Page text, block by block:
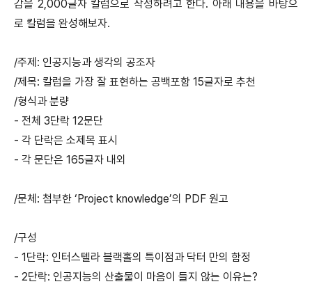
감을 2,000글자 칼럼으로 작성하려고 한다. 아래 내용을 바탕으
로 칼럼을 완성해보자.
/주제: 인공지능과 생각의 공조자
/제목: 칼럼을 가장 잘 표현하는 공백포함 15글자로 추천
/형식과 분량
- 전체 3단락 12문단
- 각 단락은 소제목 표시
- 각 문단은 165글자 내외
/문체: 첨부한 ‘Project knowledge’의 PDF 원고
/구성
- 1단락: 인터스텔라 블랙홀의 특이점과 닥터 만의 함정
- 2단락: 인공지능의 산출물이 마음이 들지 않는 이유는?